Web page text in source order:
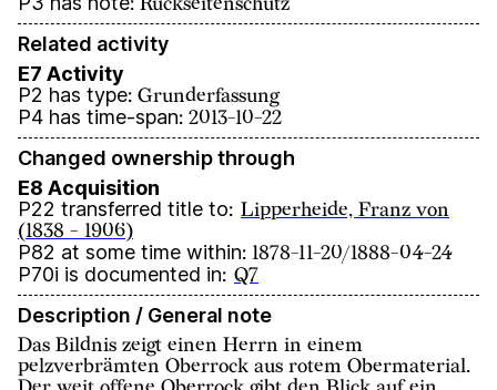
Related activity
E7 Activity
P2 has type: Grunderfassung
P4 has time-span: 2013-10-22
Changed ownership through
E8 Acquisition
P22 transferred title to: Lipperheide, Franz von
(1838 - 1906)
P82 at some time within: 1878-11-20/1888-04-24
P70i is documented in: Q7
Description / General note
Das Bildnis zeigt einen Herrn in einem
pelzverbrämten Oberrock aus rotem Obermaterial.